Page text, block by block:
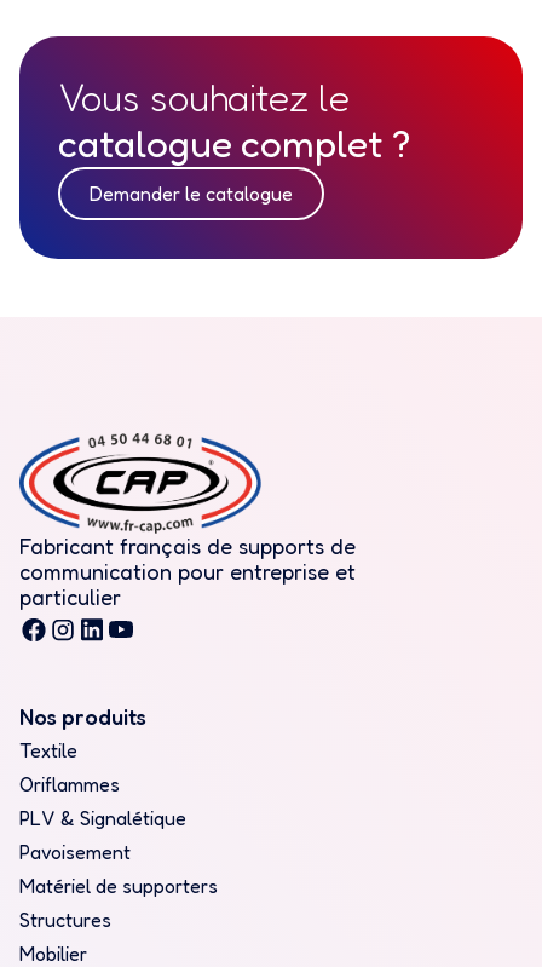
Vous souhaitez le
catalogue complet ?
Demander le catalogue
Fabricant français de supports de
communication pour entreprise et
particulier
Nos produits
Textile
Oriflammes
PLV & Signalétique
Pavoisement
Matériel de supporters
Structures
Mobilier